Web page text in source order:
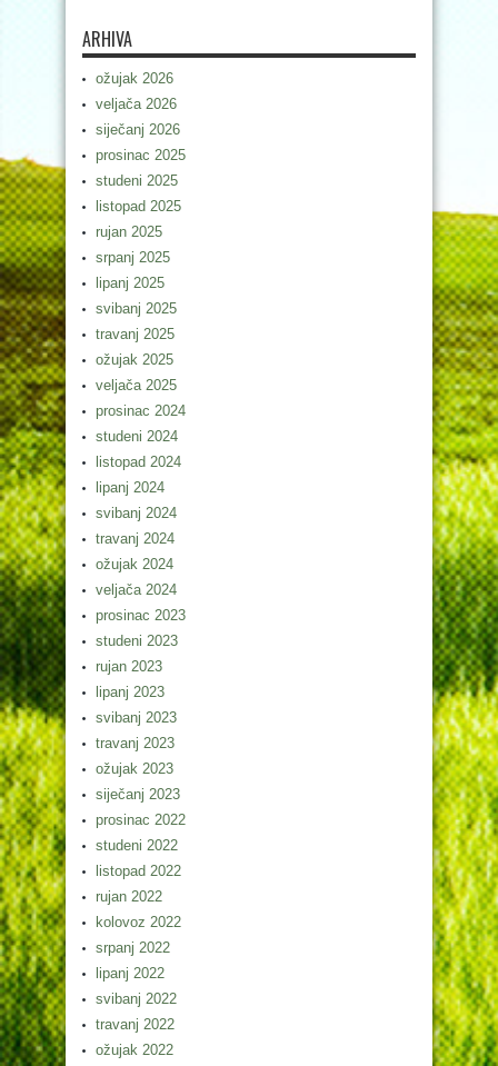
ARHIVA
ožujak 2026
veljača 2026
siječanj 2026
prosinac 2025
studeni 2025
listopad 2025
rujan 2025
srpanj 2025
lipanj 2025
svibanj 2025
travanj 2025
ožujak 2025
veljača 2025
prosinac 2024
studeni 2024
listopad 2024
lipanj 2024
svibanj 2024
travanj 2024
ožujak 2024
veljača 2024
prosinac 2023
studeni 2023
rujan 2023
lipanj 2023
svibanj 2023
travanj 2023
ožujak 2023
siječanj 2023
prosinac 2022
studeni 2022
listopad 2022
rujan 2022
kolovoz 2022
srpanj 2022
lipanj 2022
svibanj 2022
travanj 2022
ožujak 2022